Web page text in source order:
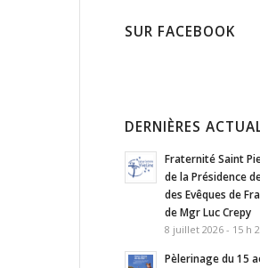
SUR FACEBOOK
DERNIÈRES
Fraternité Saint
de la Présidence
des Evêques de
de Mgr Luc Crepy
8 juillet 2026 - 15 h
Pèlerinage du 15